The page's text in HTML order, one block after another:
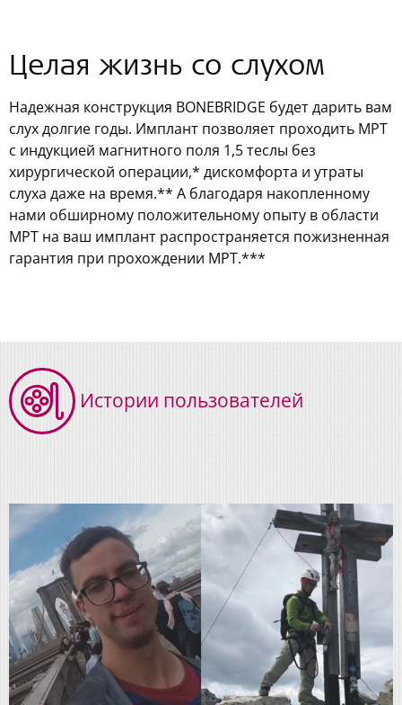
Целая жизнь со слухом
Надежная конструкция BONEBRIDGE будет дарить вам
слух долгие годы. Имплант позволяет проходить МРТ
с индукцией магнитного поля 1,5 теслы без
хирургической операции,* дискомфорта и утраты
слуха даже на время.** А благодаря накопленному
нами обширному положительному опыту в области
МРТ на ваш имплант распространяется пожизненная
гарантия при прохождении МРТ.***
Истории пользователей